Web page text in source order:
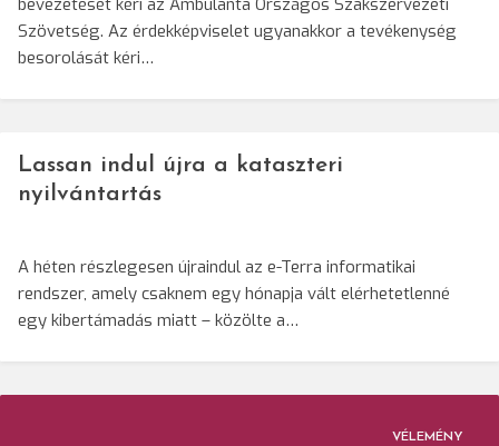
bevezetését kéri az Ambulanta Országos Szakszervezeti
Szövetség. Az érdekképviselet ugyanakkor a tevékenység
besorolását kéri…
Lassan indul újra a kataszteri
nyilvántartás
A héten részlegesen újraindul az e-Terra informatikai
rendszer, amely csaknem egy hónapja vált elérhetetlenné
egy kibertámadás miatt – közölte a…
VÉLEMÉNY